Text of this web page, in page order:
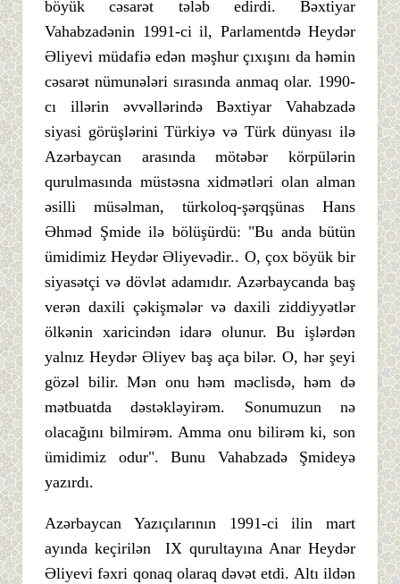
böyük cəsarət tələb edirdi. Bəxtiyar
Vahabzadənin 1991-ci il, Parlamentdə Heydər
Əliyevi müdafiə edən məşhur çıxışını da həmin
cəsarət nümunələri sırasında anmaq olar. 1990-
cı illərin əvvəllərində Bəxtiyar Vahabzadə
siyasi görüşlərini Türkiyə və Türk dünyası ilə
Azərbaycan arasında mötəbər körpülərin
qurulmasında müstəsna xidmətləri olan alman
əsilli müsəlman, türkoloq-şərqşünas Hans
Əhməd Şmide ilə bölüşürdü: "Bu anda bütün
ümidimiz Heydər Əliyevədir.. O, çox böyük bir
siyasətçi və dövlət adamıdır. Azərbaycanda baş
verən daxili çəkişmələr və daxili ziddiyyətlər
ölkənin xaricindən idarə olunur. Bu işlərdən
yalnız Heydər Əliyev baş aça bilər. O, hər şeyi
gözəl bilir. Mən onu həm məclisdə, həm də
mətbuatda dəstəkləyirəm. Sonumuzun nə
olacağını bilmirəm. Amma onu bilirəm ki, son
ümidimiz odur". Bunu Vahabzadə Şmideyə
yazırdı.
Azərbaycan Yazıçılarının 1991-ci ilin mart
ayında keçirilən IX qurultayına Anar Heydər
Əliyevi fəxri qonaq olaraq dəvət etdi. Altı ildən